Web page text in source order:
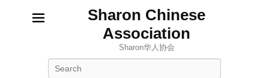
Sharon Chinese
Association
Sharon华人协会